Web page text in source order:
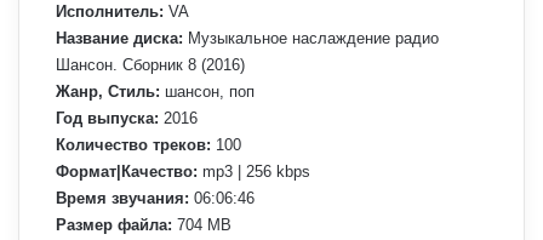
Исполнитель: VA
Название диска: Музыкальное наслаждение радио
Шансон. Сборник 8 (2016)
Жанр, Стиль: шансон, поп
Год выпуска: 2016
Количество треков: 100
Формат|Качество: mp3 | 256 kbps
Время звучания: 06:06:46
Размер файла: 704 MB